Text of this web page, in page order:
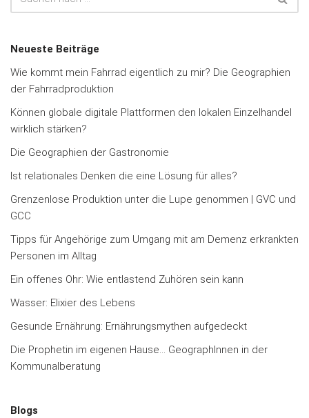
Neueste Beiträge
Wie kommt mein Fahrrad eigentlich zu mir? Die Geographien
der Fahrradproduktion
Können globale digitale Plattformen den lokalen Einzelhandel
wirklich stärken?
Die Geographien der Gastronomie
Ist relationales Denken die eine Lösung für alles?
Grenzenlose Produktion unter die Lupe genommen | GVC und
GCC
Tipps für Angehörige zum Umgang mit am Demenz erkrankten
Personen im Alltag
Ein offenes Ohr: Wie entlastend Zuhören sein kann
Wasser: Elixier des Lebens
Gesunde Ernährung: Ernährungsmythen aufgedeckt
Die Prophetin im eigenen Hause… GeographInnen in der
Kommunalberatung
Blogs